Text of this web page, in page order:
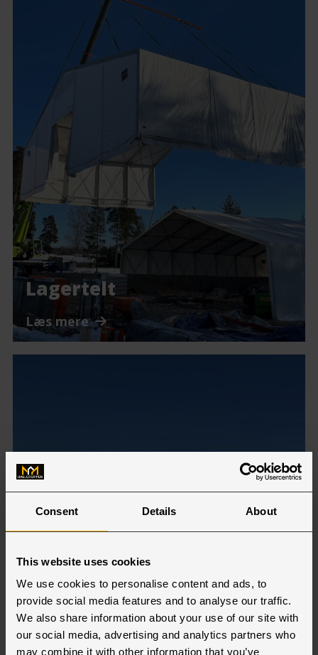
Consent Details About
This website uses cookies
We use cookies to personalise content and ads, to
provide social media features and to analyse our traffic.
We also share information about your use of our site with
our social media, advertising and analytics partners who
may combine it with other information that you’ve
Lagertelt
Læs mere